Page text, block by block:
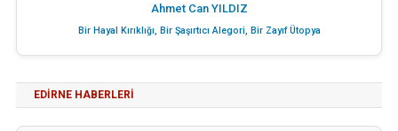
Ahmet Can YILDIZ
Bir Hayal Kırıklığı, Bir Şaşırtıcı Alegori, Bir Zayıf Ütopya
EDIRNE HABERLERI